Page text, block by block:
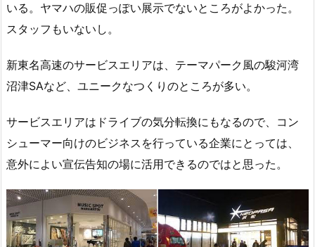
いる。ヤマハの販促っぽい展示でないところがよかった。
スタッフもいないし。
新東名高速のサービスエリアは、テーマパーク風の駿河湾
沼津SAなど、ユニークなつくりのところが多い。
サービスエリアはドライブの気分転換にもなるので、コン
シューマー向けのビジネスを行っている企業にとっては、
意外によい宣伝告知の場に活用できるのではと思った。